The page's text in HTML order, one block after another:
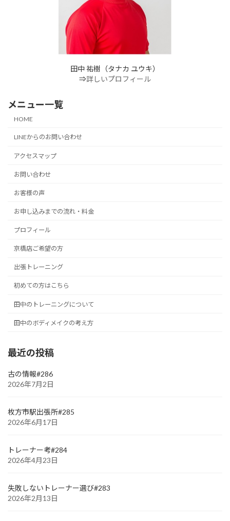
田中 祐樹（タナカ ユウキ）
⇒詳しいプロフィール
メニュー一覧
HOME
LINEからのお問い合わせ
アクセスマップ
お問い合わせ
お客様の声
お申し込みまでの流れ・料金
プロフィール
京橋店ご希望の方
出張トレーニング
初めての方はこちら
田中のトレーニングについて
田中のボディメイクの考え方
最近の投稿
古の情報#286
2026年7月2日
枚方市駅出張所#285
2026年6月17日
トレーナー考#284
2026年4月23日
失敗しないトレーナー選び#283
2026年2月13日